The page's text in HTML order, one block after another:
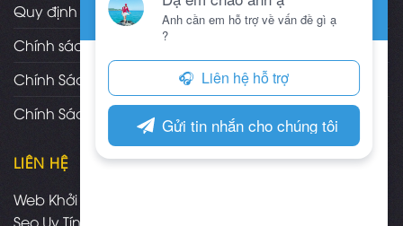
Quy định và hình thức thanh toán
Chính sách vận chuyển/giao nhận/cài đặt
Chính Sách Bảo Hành, Bảo Trì Theme
Chính Sách Đổi Trả, Hoàn Tiền Sản Phẩm
LIÊN HỆ
Web Khởi Nghiệp - Mua bán theme wordpress chuẩn
Seo Uy Tín